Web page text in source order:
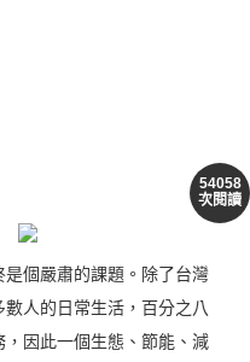
54058
次閱讀
個嚴肅的課題。除了台灣
人的日常生活，百分之八
因此一個生態、節能、減